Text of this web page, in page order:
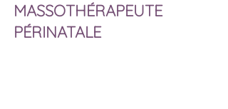
MASSOTHÉRAPEUTE
PÉRINATALE